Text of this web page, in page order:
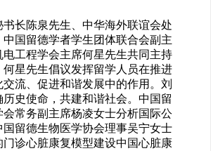
长陈泉先生、中华海外联谊会处
国留德学者学生团体联合会副主
电工程学会主席何星先生共同主持
星先生倡议发挥留学人员在推进
流、促进和谐发展中的作用。刘
史使命，共建和谐社会。中国留
常务副主席杨凌女士分析国际公
留德生物医学协会理事吴宁女士
诊心脏康复模型建设中国心脏康